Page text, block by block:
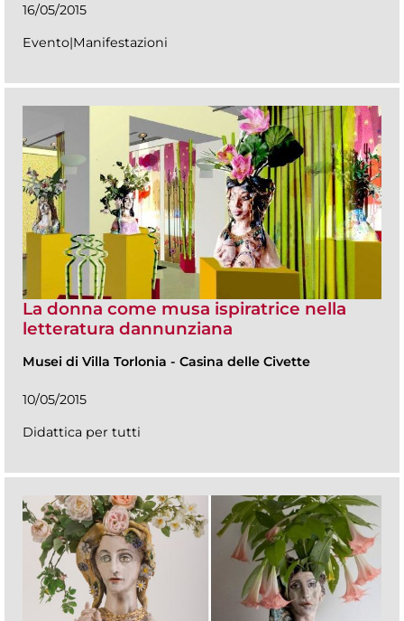
16/05/2015
Evento|Manifestazioni
La donna come musa ispiratrice nella
letteratura dannunziana
Musei di Villa Torlonia - Casina delle Civette
10/05/2015
Didattica per tutti